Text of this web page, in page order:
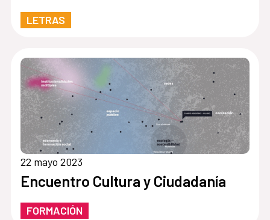
LETRAS
22 mayo 2023
Encuentro Cultura y Ciudadanía
FORMACIÓN